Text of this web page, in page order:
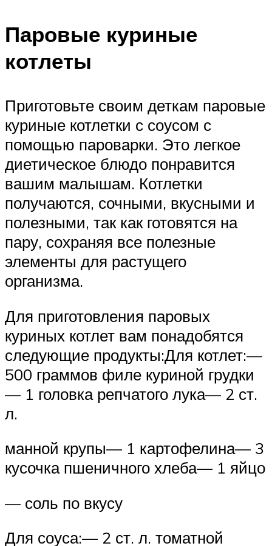
Паровые куриные
котлеты
Приготовьте своим деткам паровые
куриные котлетки с соусом с
помощью пароварки. Это легкое
диетическое блюдо понравится
вашим малышам. Котлетки
получаются, сочными, вкусными и
полезными, так как готовятся на
пару, сохраняя все полезные
элементы для растущего
организма.
Для приготовления паровых
куриных котлет вам понадобятся
следующие продукты:Для котлет:—
500 граммов филе куриной грудки
— 1 головка репчатого лука— 2 ст.
л.
манной крупы— 1 картофелина— 3
кусочка пшеничного хлеба— 1 яйцо
— соль по вкусу
Для соуса:— 2 ст. л. томатной